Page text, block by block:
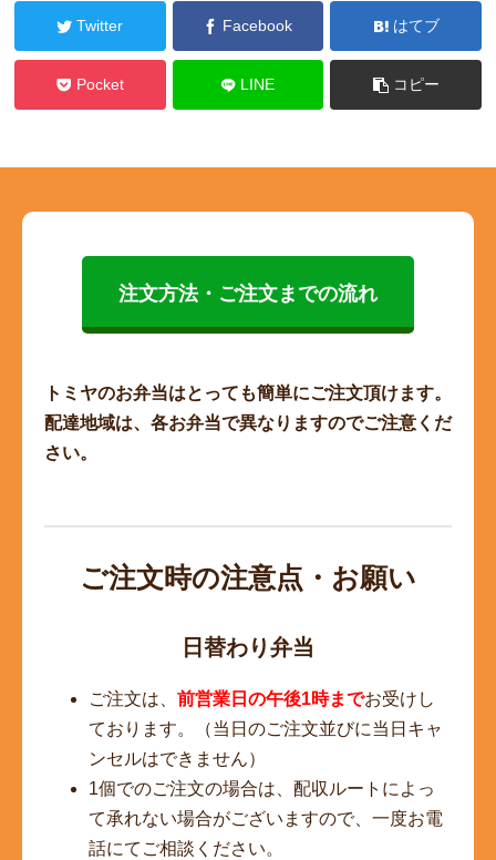
Twitter Facebook はてブ
Pocket LINE コピー
注文方法・ご注文までの流れ
トミヤのお弁当はとっても簡単にご注文頂けます。
配達地域は、各お弁当で異なりますのでご注意くだ
さい。
ご注文時の注意点・お願い
日替わり弁当
ご注文は、 前営業日の午後1時までお受けし
ております。（当日のご注文並びに当日キャ
ンセルはできません）
1個でのご注文の場合は、配収ルートによっ
て承れない場合がございますので、一度お電
話にてご相談ください。